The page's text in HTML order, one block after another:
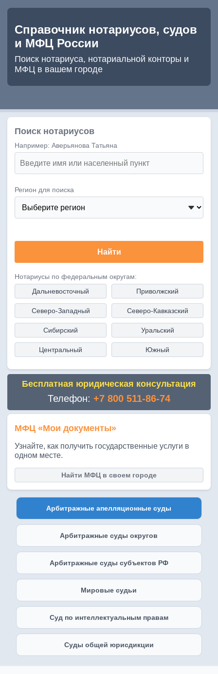
Справочник нотариусов, судов
и МФЦ России
Поиск нотариуса, нотариальной конторы и
МФЦ в вашем городе
Поиск нотариусов
Например: Аверьянова Татьяна
Регион для поиска
Найти
Нотариусы по федеральным округам:
Дальневосточный
Приволжский
Северо-Западный Северо-Кавказский
Сибирский Уральский
Центральный Южный
Бесплатная юридическая консультация
Телефон: +7 800 511-86-74
МФЦ «Мои документы»
Узнайте, как получить государственные услуги в
одном месте.
Найти МФЦ в своем городе
Арбитражные апелляционные суды
Арбитражные суды округов
Арбитражные суды субъектов РФ
Мировые судьи
Суд по интеллектуальным правам
Суды общей юрисдикции